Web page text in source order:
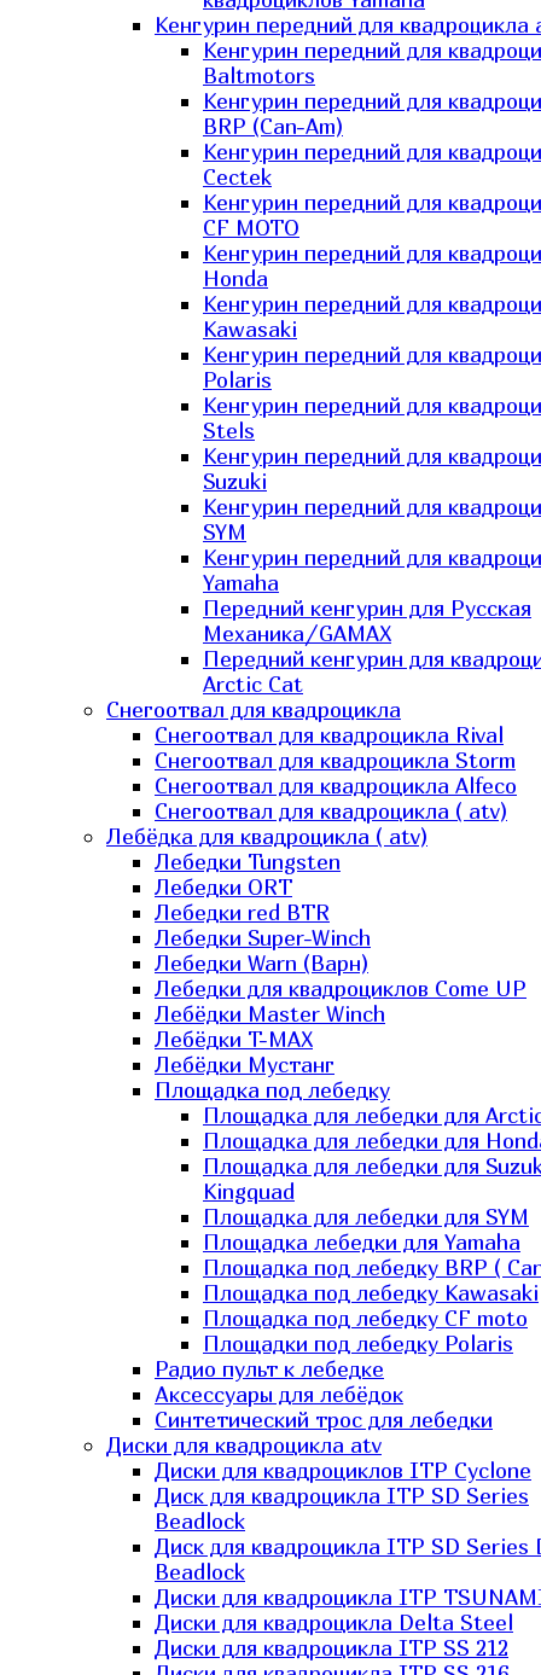
Кенгурин передний для квадроцикла
Кенгурин передний для
Baltmotors
Кенгурин передний для
BRP (Can-Am)
Кенгурин передний для
Cectek
Кенгурин передний для
CF MOTO
Кенгурин передний для
Honda
Кенгурин передний для
Kawasaki
Кенгурин передний для
Polaris
Кенгурин передний для
Stels
Кенгурин передний для
Suzuki
Кенгурин передний для
SYM
Кенгурин передний для
Yamaha
Передний кенгурин для Русская
Механика/GAMAX
Передний кенгурин для
Arctic Cat
Снегоотвал для квадроцикла
Снегоотвал для квадроцикла Rival
Снегоотвал для квадроцикла Storm
Снегоотвал для квадроцикла Alfeco
Снегоотвал для квадроцикла ( atv)
Лебёдка для квадроцикла ( atv)
Лебедки Tungsten
Лебедки ORT
Лебедки red BTR
Лебедки Super-Winch
Лебедки Warn (Варн)
Лебедки для квадроциклов Come UP
Лебёдки Master Winch
Лебёдки T-MAX
Лебёдки Мустанг
Площадка под лебедку
Площадка для лебедки для
Площадка для лебедки для
Площадка для лебедки для
Kingquad
Площадка для лебедки для SYM
Площадка лебедки для Yamaha
Площадка под лебедку BRP (
Площадка под лебедку Kawasaki
Площадка под лебедку СF moto
Площадки под лебедку Polaris
Радио пульт к лебедке
Аксессуары для лебёдок
Синтетический трос для лебедки
Диски для квадроцикла atv
Диски для квадроциклов ITP Cyclone
Диск для квадроцикла ITP SD Series
Beadlock
Диск для квадроцикла ITP SD Series
Beadlock
Диски для квадроцикла ITP
Диски для квадроцикла Delta Steel
Диски для квадроцикла ITP SS 212